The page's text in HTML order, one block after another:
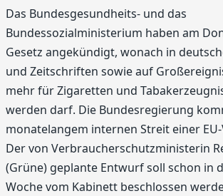
Das Bundesgesundheits- und das
Bundessozialministerium haben am
Gesetz angekündigt, wonach in
und Zeitschriften sowie auf
mehr für Zigaretten und
werden darf. Die Bundesregierung
monatelangem internen Streit einer
Der von Verbraucherschutzministerin
(Grüne) geplante Entwurf soll schon in
Woche vom Kabinett beschlossen